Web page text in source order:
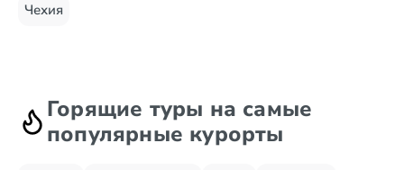
Чехия
Горящие туры на самые
популярные курорты